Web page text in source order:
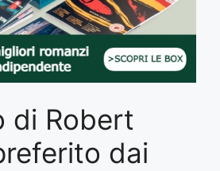
di Robert
dai